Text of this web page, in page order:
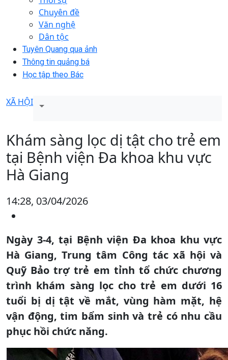
Chuyên đề
Văn nghệ
Dân tộc
Tuyên Quang qua ảnh
Thông tin quảng bá
Học tập theo Bác
XÃ HỘI
Khám sàng lọc dị tật cho trẻ em
tại Bệnh viện Đa khoa khu vực
Hà Giang
14:28, 03/04/2026
Ngày 3-4, tại Bệnh viện Đa khoa khu vực
Hà Giang, Trung tâm Công tác xã hội và
Quỹ Bảo trợ trẻ em tỉnh tổ chức chương
trình khám sàng lọc cho trẻ em dưới 16
tuổi bị dị tật về mắt, vùng hàm mặt, hệ
vận động, tim bẩm sinh và trẻ có nhu cầu
phục hồi chức năng.